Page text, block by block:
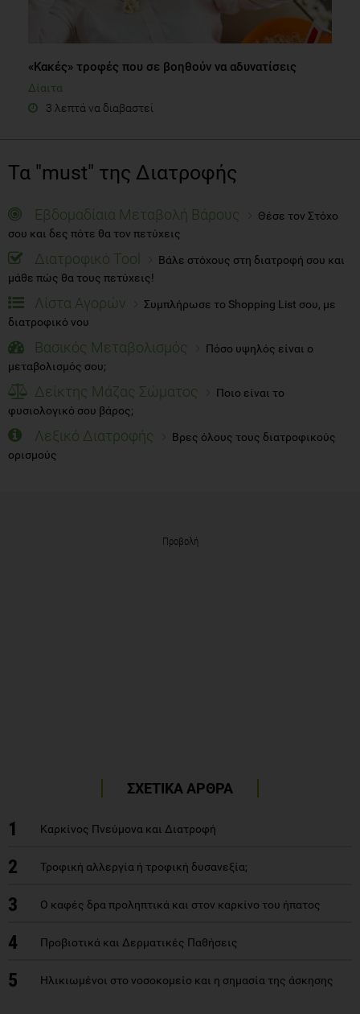
«Κακές» τροφές που σε βοηθούν να αδυνατίσεις
Δίαιτα
3 λεπτά να διαβαστεί
Τα "must" της Διατροφής
Εβδομαδίαια Μεταβολή Βάρους
Θέσε τον Στόχο
σου και δες πότε θα τον πετύχεις
Διατροφικό Tool
Βάλε στόχους στη διατροφή σου και
μάθε πώς θα τους πετύχεις!
Λίστα Αγορών
Συμπλήρωσε το Shopping List σου, με
διατροφικό νου
Βασικός Μεταβολισμός
Πόσο υψηλός είναι ο
μεταβολισμός σου;
Δείκτης Μάζας Σώματος
Ποιο είναι το
φυσιολογικό σου βάρος;
Λεξικό Διατροφής
Βρες όλους τους διατροφικούς
ορισμούς
Προβολή
ΣΧΕΤΙΚΑ ΑΡΘΡΑ
1 Καρκίνος Πνεύμονα και Διατροφή
2 Τροφική αλλεργία ή τροφική δυσανεξία;
3 Ο καφές δρα προληπτικά και στον καρκίνο του ήπατος
4 Προβιοτικά και Δερματικές Παθήσεις
5 Ηλικιωμένοι στο νοσοκομείο και η σημασία της άσκησης